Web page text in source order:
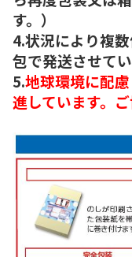
す。）
4.状況により複
包で発送させて
5.地球環境に配
進しています。